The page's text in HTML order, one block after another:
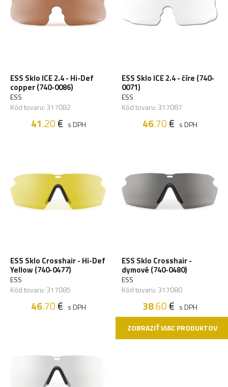
ESS Sklo ICE 2.4 - Hi-Def
copper (740-0086)
ESS
Kód tovaru: 317082
41.20€ s DPH
ESS Sklo ICE 2.4 - číre (740-
0071)
ESS
Kód tovaru: 317087
46.70€ s DPH
ESS Sklo Crosshair - Hi-Def
Yellow (740-0477)
ESS
Kód tovaru: 317085
46.70€ s DPH
ESS Sklo Crosshair -
dymové (740-0480)
ESS
Kód tovaru: 317080
38.60€ s DPH
ZOBRAZIŤ VIAC PRODUKTOV